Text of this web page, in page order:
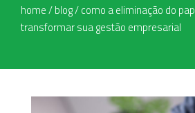
home/blog/como a eliminação do
transformar sua gestão empresarial